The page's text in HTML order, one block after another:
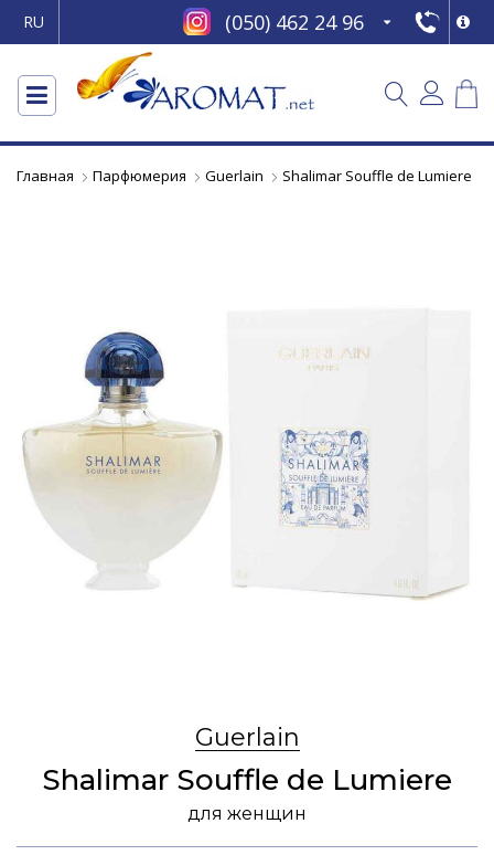
RU (050) 462 24 96
Главная Парфюмерия Guerlain Shalimar Souffle de Lumiere
Guerlain
Shalimar Souffle de Lumiere
для женщин